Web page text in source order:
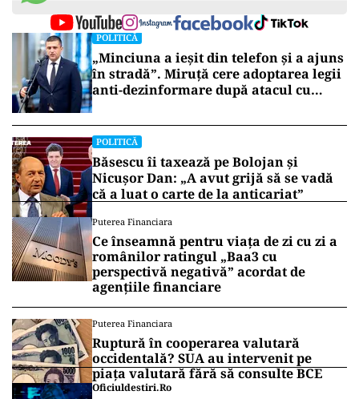
POLITICĂ
„Minciuna a ieșit din telefon și a ajuns
în stradă”. Miruță cere adoptarea legii
anti-dezinformare după atacul cu
POLITICĂ
Băsescu îi taxează pe Bolojan și
Nicușor Dan: „A avut grijă să se vadă
că a luat o carte de la anticariat”
Puterea Financiara
Ce înseamnă pentru viața de zi cu zi a
românilor ratingul „Baa3 cu
perspectivă negativă” acordat de
agențiile financiare
Puterea Financiara
Ruptură în cooperarea valutară
occidentală? SUA au intervenit pe
piața valutară fără să consulte BCE
Oficiuldestiri.ro